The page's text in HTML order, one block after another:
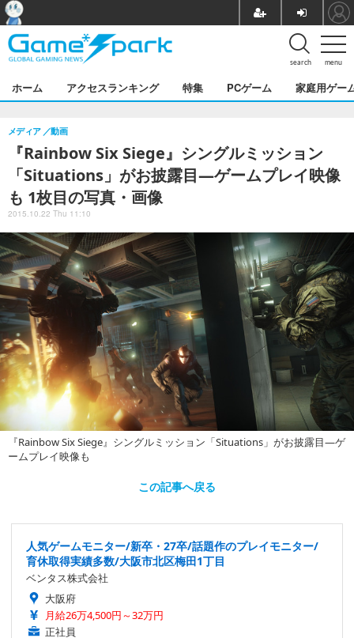
menu
search
ホーム アクセスランキング 特集 PCゲーム 家庭用ゲー
『Rainbow Six Siege』シングルミッション
「Situations」がお披露目―ゲームプレイ映像
も 1枚目の写真・画像
メディア 動画
2015.10.22 Thu 11:10
『Rainbow Six Siege』シングルミッション「Situations」がお披露目―ゲ
ームプレイ映像も
この記事へ戻る
人気ゲームモニター/新卒・27卒/話題作のプレイモニター/
育休取得実績多数/大阪市北区梅田1丁目
ベンタス株式会社
大阪府
月給26万4,500円～32万円
正社員